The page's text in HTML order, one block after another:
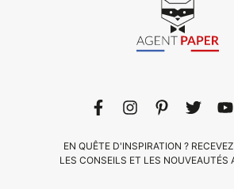
EN QUÊTE D'INSPIRATION ?
LES CONSEILS ET LES NOUVEAUTÉS